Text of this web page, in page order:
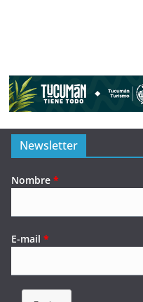
Newsletter
Nombre *
E-mail *